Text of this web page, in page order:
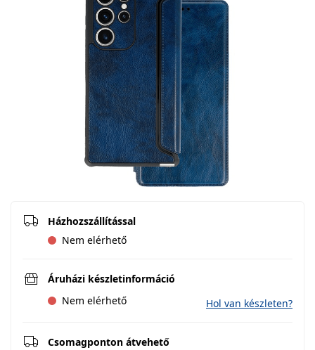
Házhozszállítással
Nem elérhető
Áruházi készletinformáció
Nem elérhető
Hol van készleten?
Csomagponton átvehető